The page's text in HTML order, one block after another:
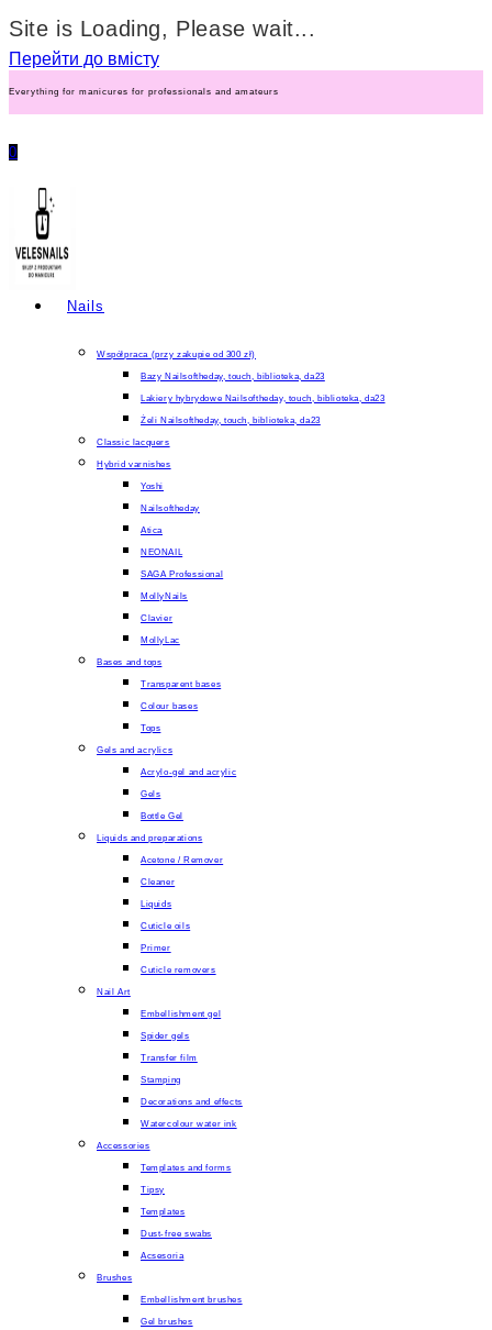
Site is Loading, Please wait...
Перейти до вмісту
Everything for manicures for professionals and amateurs
0
Nails
Współpraca (przy zakupie od 300 zł)
Bazy Nailsoftheday, touch, biblioteka, da23
Lakiery hybrydowe Nailsoftheday, touch, biblioteka, da23
Żeli Nailsoftheday, touch, biblioteka, da23
Classic lacquers
Hybrid varnishes
Yoshi
Nailsoftheday
Atica
NEONAIL
SAGA Professional
MollyNails
Clavier
MollyLac
Bases and tops
Transparent bases
Colour bases
Tops
Gels and acrylics
Acrylo-gel and acrylic
Gels
Bottle Gel
Liquids and preparations
Acetone / Remover
Cleaner
Liquids
Cuticle oils
Primer
Cuticle removers
Nail Art
Embellishment gel
Spider gels
Transfer film
Stamping
Decorations and effects
Watercolour water ink
Accessories
Templates and forms
Tipsy
Templates
Dust-free swabs
Acsesoria
Brushes
Embellishment brushes
Gel brushes